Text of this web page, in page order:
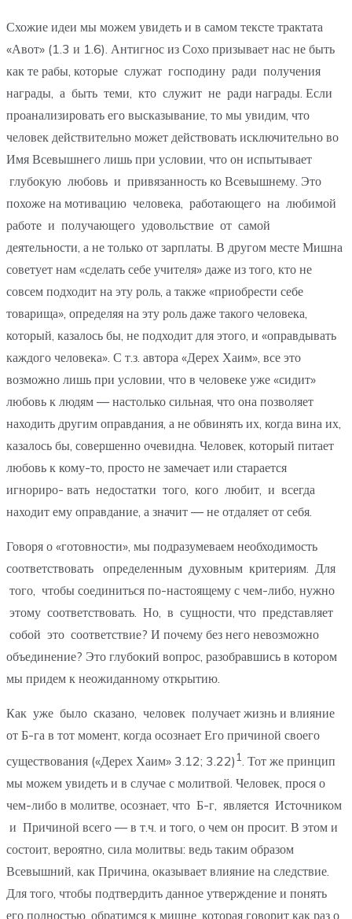
Схожие идеи мы можем увидеть и в самом тексте трактата
«Авот» (1.3 и 1.6). Антигнос из Сохо призывает нас не быть
как те рабы, которые служат господину ради получения
награды, а быть теми, кто служит не ради награды. Если
проанализировать его высказывание, то мы увидим, что
человек действительно может действовать исключительно во
Имя Всевышнего лишь при условии, что он испытывает
глубокую любовь и привязанность ко Всевышнему. Это
похоже на мотивацию человека, работающего на любимой
работе и получающего удовольствие от самой
деятельности, а не только от зарплаты. В другом месте Мишна
советует нам «сделать себе учителя» даже из того, кто не
совсем подходит на эту роль, а также «приобрести себе
товарища», определяя на эту роль даже такого человека,
который, казалось бы, не подходит для этого, и «оправдывать
каждого человека». С т.з. автора «Дерех Хаим», все это
возможно лишь при условии, что в человеке уже «сидит»
любовь к людям — настолько сильная, что она позволяет
находить другим оправдания, а не обвинять их, когда вина их,
казалось бы, совершенно очевидна. Человек, который питает
любовь к кому-то, просто не замечает или старается
игнориро- вать недостатки того, кого любит, и всегда
находит ему оправдание, а значит — не отдаляет от себя.
Говоря о «готовности», мы подразумеваем необходимость
соответствовать определенным духовным критериям. Для
того, чтобы соединиться по-настоящему с чем-либо, нужно
этому соответствовать. Но, в сущности, что представляет
собой это соответствие? И почему без него невозможно
объединение? Это глубокий вопрос, разобравшись в котором
мы придем к неожиданному открытию.
Как уже было сказано, человек получает жизнь и влияние
от Б-га в тот момент, когда осознает Его причиной своего
существования («Дерех Хаим» 3.12; 3.22) 1. Тот же принцип
мы можем увидеть и в случае с молитвой. Человек, прося о
чем-либо в молитве, осознает, что Б-г, является Источником
и Причиной всего — в т.ч. и того, о чем он просит. В этом и
состоит, вероятно, сила молитвы: ведь таким образом
Всевышний, как Причина, оказывает влияние на следствие.
Для того, чтобы подтвердить данное утверждение и понять
его полностью, обратимся к мишне, которая говорит как раз о